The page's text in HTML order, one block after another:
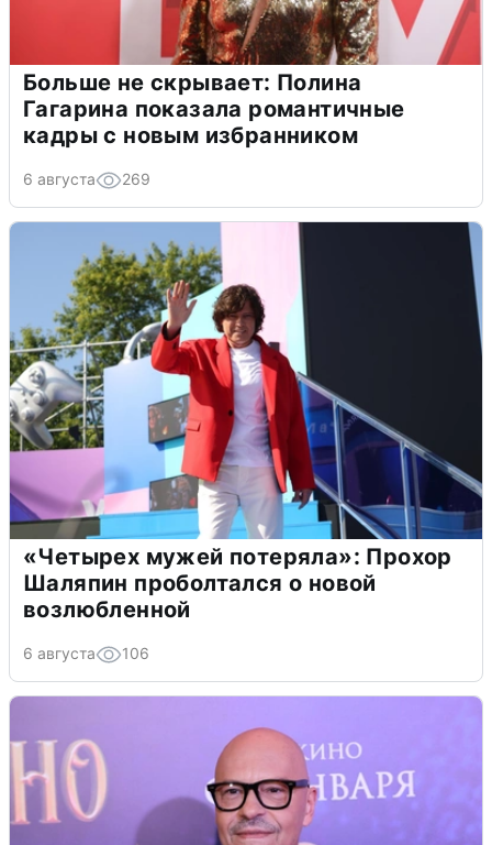
Больше не скрывает: Полина
Гагарина показала романтичные
кадры с новым избранником
6 августа 269
«Четырех мужей потеряла»: Прохор
Шаляпин проболтался о новой
возлюбленной
6 августа 106